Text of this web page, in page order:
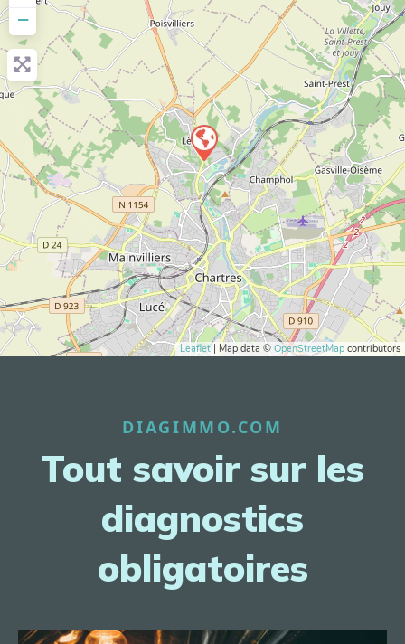
−
Leaflet| Map data © OpenStreetMap contributors
DIAGIMMO.COM
Tout savoir sur les
diagnostics
obligatoires